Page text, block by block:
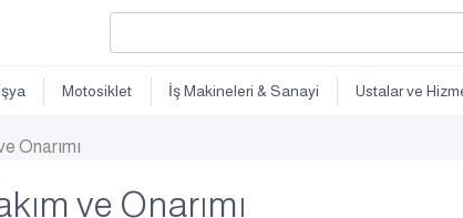
Motosiklet İş Makineleri & Sanayi Ustalar ve
Onarımı
ve Onarımı